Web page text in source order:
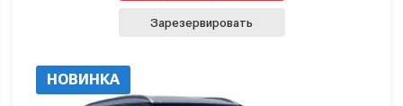
Зарезервировать
НОВИНКА